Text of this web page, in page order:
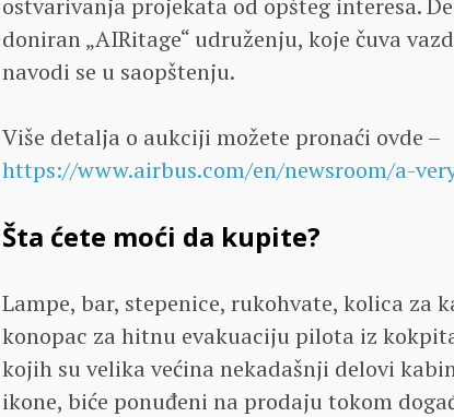
ostvarivanja projekata od opšteg interesa.
doniran „AIRitage“ udruženju, koje čuva
navodi se u saopštenju.
Više detalja o aukciji možete pronaći ovde –
https://www.airbus.com/en/newsroom/a-
Šta ćete moći da kupite?
Lampe, bar, stepenice, rukohvate, kolica za
konopac za hitnu evakuaciju pilota iz
kojih su velika većina nekadašnji delovi
ikone, biće ponuđeni na prodaju tokom